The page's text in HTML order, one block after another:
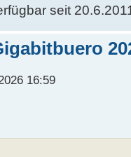
seit
16:59